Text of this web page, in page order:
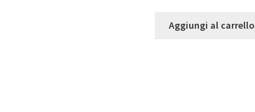
Aggiungi al carrello